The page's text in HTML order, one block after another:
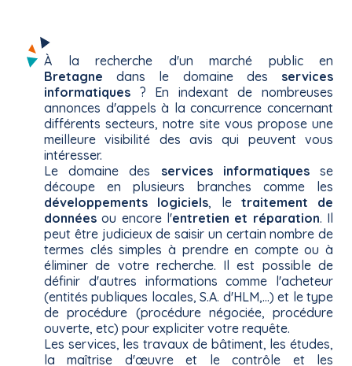
À la recherche d'un marché public en
Bretagne dans le domaine des services
informatiques ? En indexant de nombreuses
annonces d'appels à la concurrence concernant
différents secteurs, notre site vous propose une
meilleure visibilité des avis qui peuvent vous
intéresser.
Le domaine des services informatiquesse
découpe en plusieurs branches comme les
développements logiciels, le traitement de
données ou encore l'entretien et réparation. Il
peut être judicieux de saisir un certain nombre de
termes clés simples à prendre en compte ou à
éliminer de votre recherche. Il est possible de
définir d'autres informations comme l'acheteur
(entités publiques locales, S.A. d'HLM,...) et le type
de procédure (procédure négociée, procédure
ouverte, etc) pour expliciter votre requête.
Les services, les travaux de bâtiment, les études,
la maîtrise d'œuvre et le contrôle et les